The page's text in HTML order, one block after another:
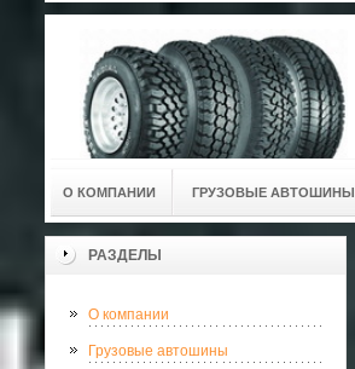
О КОМПАНИИ ГРУЗОВЫЕ АВТОШИНЫ
РАЗДЕЛЫ
О компании
Грузовые автошины